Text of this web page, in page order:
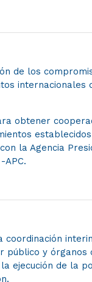
de los
internacionales
obtener
la Agencia
APC.
público y órganos
ejecución de la